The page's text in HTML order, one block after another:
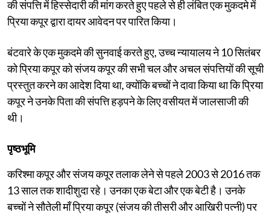
की संपत्ति में हिस्सेदारी की मांग करते हुए पहले से ही लंबित एक मुकदमे में
प्रिया कपूर द्वारा दायर आवेदन पर पारित किया।
बंटवारे के एक मुकदमे की सुनवाई करते हुए, उच्च न्यायालय ने 10 सितंबर
को प्रिया कपूर को संजय कपूर की सभी चल और अचल संपत्तियों की सूची
प्रस्तुत करने का आदेश दिया था, क्योंकि बच्चों ने दावा किया था कि प्रिया
कपूर ने उनके पिता की संपत्ति हड़पने के लिए वसीयत में जालसाजी की
थी।
पृष्ठभूमि
करिश्मा कपूर और संजय कपूर तलाक लेने से पहले 2003 से 2016 तक
13 साल तक शादीशुदा रहे। उनका एक बेटा और एक बेटी है। उनके
बच्चों ने सौतेली माँ प्रिया कपूर (संजय की तीसरी और आखिरी पत्नी) पर